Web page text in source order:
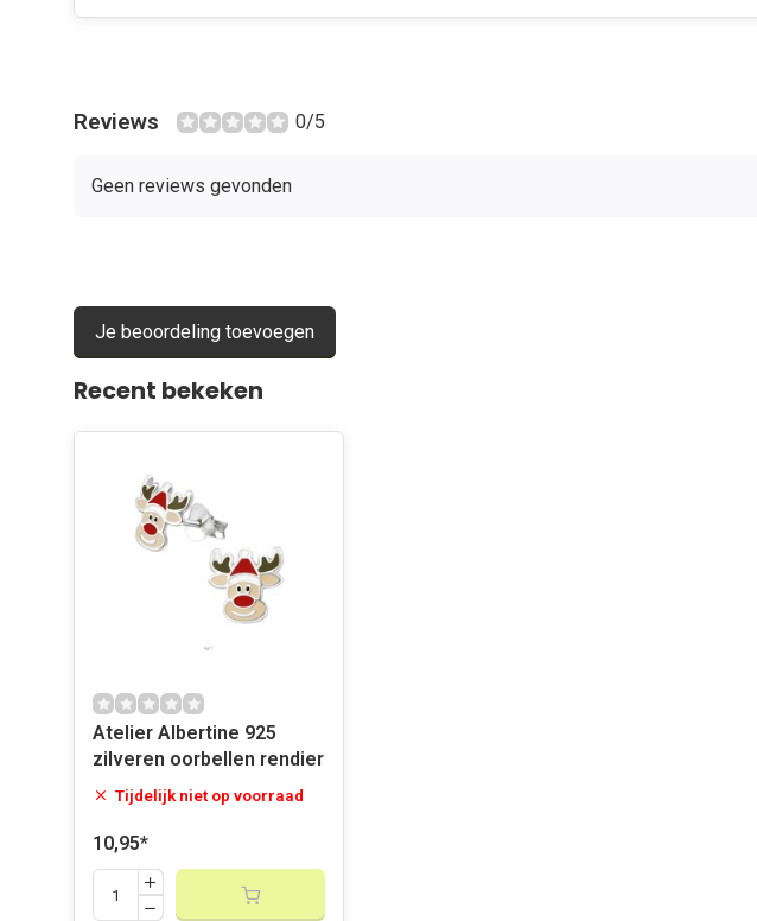
Reviews 0/5
Geen reviews gevonden
Je beoordeling toevoegen
Recent bekeken
Atelier Albertine 925
zilveren oorbellen rendier
Tijdelijk niet op voorraad
10,95*